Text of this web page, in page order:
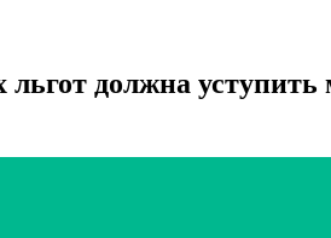
должна уступить